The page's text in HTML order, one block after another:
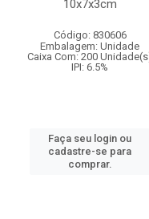
10x7x3cm
Código: 830606
Embalagem: Unidade
Caixa Com: 200
IPI: 6.5%
Faça seu login ou
cadastre-se para
comprar.